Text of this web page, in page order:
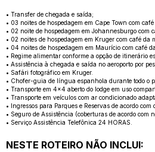
• Transfer de chegada e saída;
• 03 noites de hospedagem em Cape Town com
• 02 noite de hospedagem em Johannesburgo com
• 02 noites de hospedagem em Kruger com café da
• 04 noites de hospedagem em Maurício com café
• Regime alimentar conforme a opção de itinerário
• Assistência à chegada e saída no aeroporto por
• Safári fotográfico em Kruger.
• Chofer-guia de língua espanhola durante todo o
• Transporte em 4x4 aberto do lodge em uso
• Transporte em veículos com ar condicionado
• Ingressos para Parques e Reservas de acordo com
• Seguro de Assistência (coberturas de acordo com
• Serviço Assistência Telefônica 24 HORAS.
NESTE ROTEIRO NÃO INCLUI: